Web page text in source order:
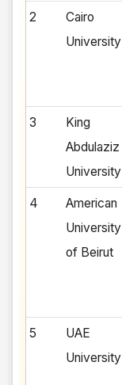
2
Cairo
University
3
King
Abdulaziz
University
4
American
University
of Beirut
5
UAE
University